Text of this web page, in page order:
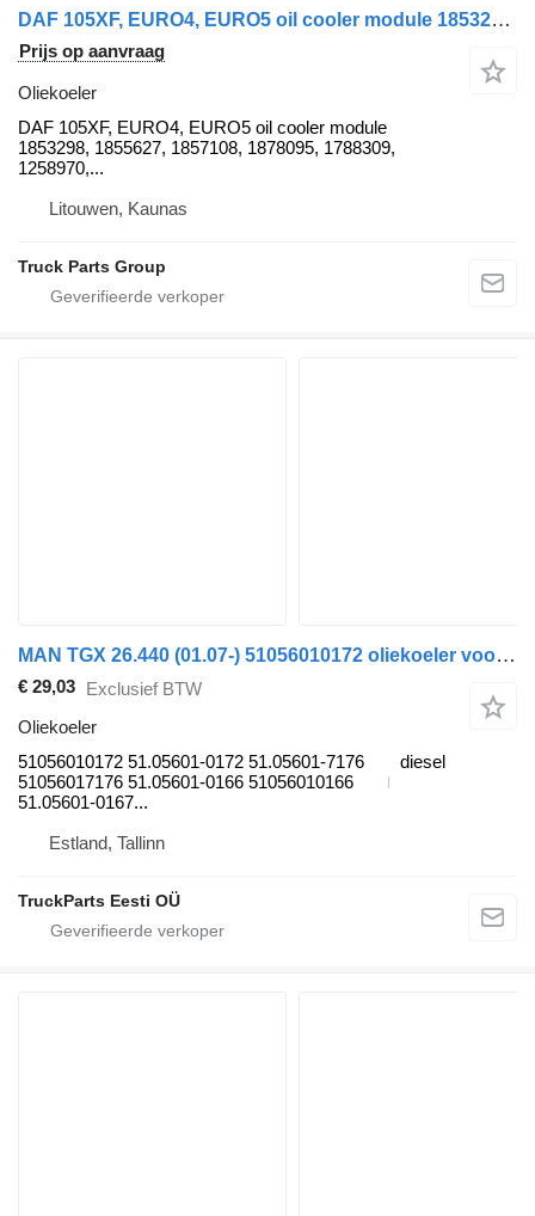
DAF 105XF, EURO4, EURO5 oil cooler module 1853298, 1855627, 1857108, DAF oliekoeler voor DAF 105XF trekker
Prijs op aanvraag
Oliekoeler
DAF 105XF, EURO4, EURO5 oil cooler module
1853298, 1855627, 1857108, 1878095, 1788309,
1258970,...
Litouwen, Kaunas
Truck Parts Group
MAN TGX 26.440 (01.07-) 51056010172 oliekoeler voor MAN TGL, TGM, TGS, TGX (2005-2021) trekker
€ 29,03 Exclusief BTW
Oliekoeler
51056010172 51.05601-0172 51.05601-7176
51056017176 51.05601-0166 51056010166
51.05601-0167...
diesel
Estland, Tallinn
TruckParts Eesti OÜ